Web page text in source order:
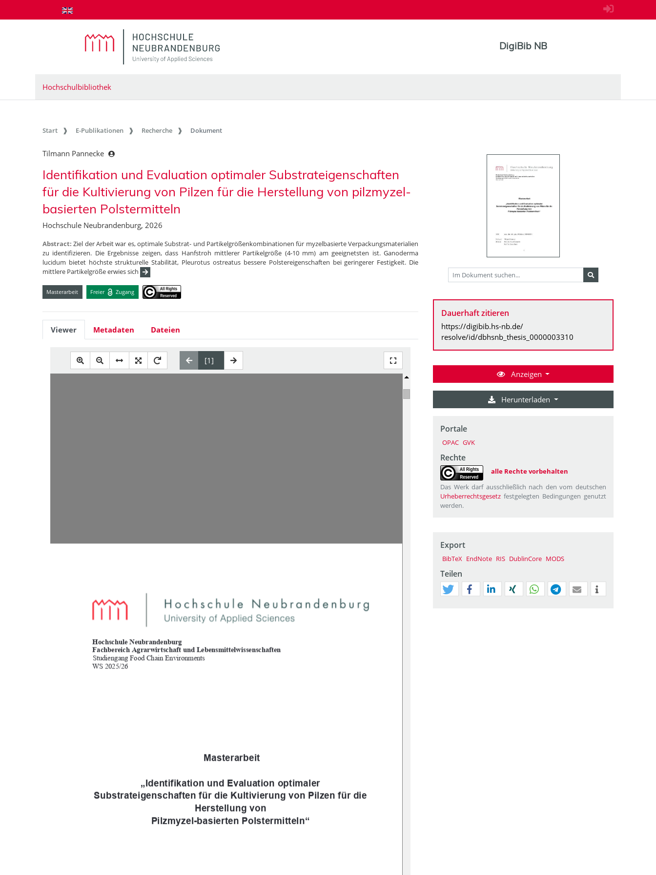
zum Inhalt springen
DigiBib NB
Hochschulbibliothek
Start E-Publikationen Recherche Dokument
Tilmann Pannecke
Identifikation und Evaluation optimaler Substrateigenschaften
für die Kultivierung von Pilzen für die Herstellung von pilzmyzel-
basierten Polstermitteln
Hochschule Neubrandenburg, 2026
Abstract:Ziel der Arbeit war es, optimale Substrat- und Partikelgrößenkombinationen für myzelbasierte Verpackungsmaterialien
zu identifizieren. Die Ergebnisse zeigen, dass Hanfstroh mittlerer Partikelgröße (4-10 mm) am geeignetsten ist. Ganoderma
lucidum bietet höchste strukturelle Stabilität, Pleurotus ostreatus bessere Polstereigenschaften bei geringerer Festigkeit. Die
mittlere Partikelgröße erwies sich
Masterarbeit Freier Zugang
Viewer Metadaten Dateien
Hochschule Neubrandenburg
Fachbereich Agrarwirtschaft und Lebensmittelwissenschaften
Studiengang Food Chain Environments
WS 2025/26
Masterarbeit
„Identifikation und Evaluation optimaler
Substrateigenschaften für die Kultivierung von Pilzen für die
Herstellung von
Pilzmyzel-basierten Polstermitteln“
Dauerhaft zitieren
https://digibib.hs-nb.de/
resolve/id/dbhsnb_thesis_0000003310
Anzeigen
Herunterladen
Portale
OPAC GVK
Rechte
alle Rechte vorbehalten
Das Werk darf ausschließlich nach den vom deutschen
Urheberrechtsgesetz festgelegten Bedingungen genutzt
werden.
Export
BibTeX EndNote RIS DublinCore MODS
Teilen